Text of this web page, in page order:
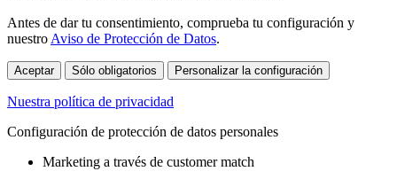
Antes de dar tu consentimiento, comprueba tu configuración y
nuestro Aviso de Protección de Datos.
Aceptar Sólo obligatorios Personalizar la configuración
Nuestra política de privacidad
Configuración de protección de datos personales
Marketing a través de customer match